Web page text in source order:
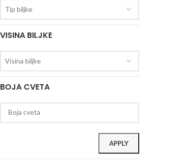
Tip biljke
VISINA BILJKE
Visina biljke
BOJA CVETA
APPLY